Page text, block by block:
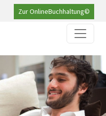
Zur OnlineBuchhaltung©